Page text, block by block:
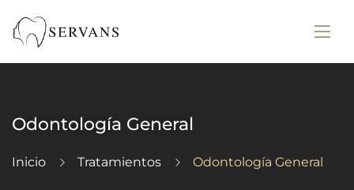
Odontología General
Inicio Tratamientos Odontología General